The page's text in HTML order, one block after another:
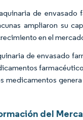
de
ampliaron su
en el
de envasado
medicamentos
del